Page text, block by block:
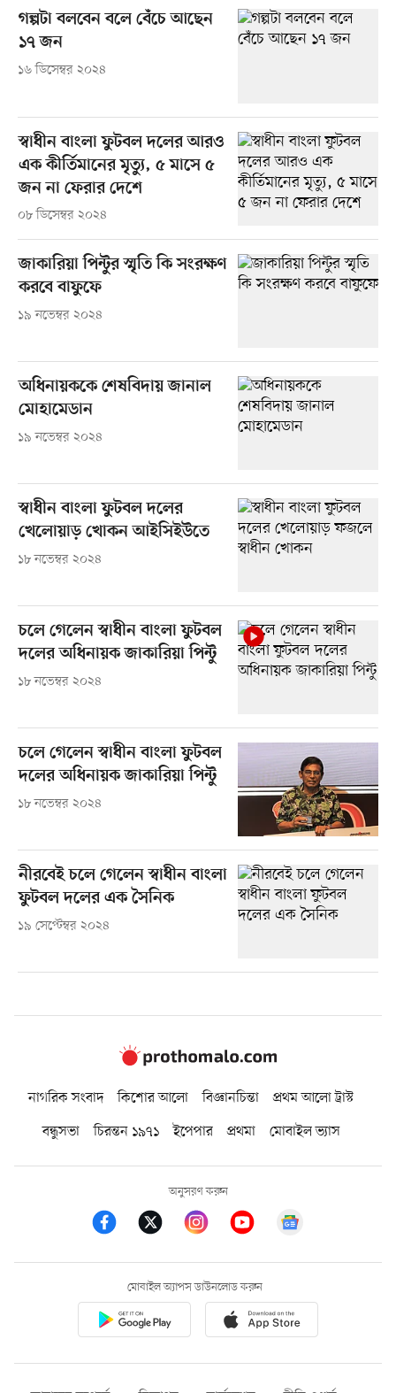
গল্পটা বলবেন বলে বেঁচে আছেন
১৭ জন
১৬ ডিসেম্বর ২০২৪
স্বাধীন বাংলা ফুটবল দলের আরও
এক কীর্তিমানের মৃত্যু, ৫ মাসে ৫
জন না ফেরার দেশে
০৮ ডিসেম্বর ২০২৪
জাকারিয়া পিন্টুর স্মৃতি কি সংরক্ষণ
করবে বাফুফে
১৯ নভেম্বর ২০২৪
অধিনায়ককে শেষবিদায় জানাল
মোহামেডান
১৯ নভেম্বর ২০২৪
স্বাধীন বাংলা ফুটবল দলের
খেলোয়াড় খোকন আইসিইউতে
১৮ নভেম্বর ২০২৪
চলে গেলেন স্বাধীন বাংলা ফুটবল
দলের অধিনায়ক জাকারিয়া পিন্টু
১৮ নভেম্বর ২০২৪
চলে গেলেন স্বাধীন বাংলা ফুটবল
দলের অধিনায়ক জাকারিয়া পিন্টু
১৮ নভেম্বর ২০২৪
নীরবেই চলে গেলেন স্বাধীন বাংলা
ফুটবল দলের এক সৈনিক
১৯ সেপ্টেম্বর ২০২৪
নাগরিক সংবাদ কিশোর আলো বিজ্ঞানচিন্তা
প্রথম আলো ট্রাস্ট
বন্ধুসভা
চিরন্তন ১৯৭১ ইপেপার প্রথমা মোবাইল ভ্যাস
অনুসরণ করুন
মোবাইল অ্যাপস ডাউনলোড করুন